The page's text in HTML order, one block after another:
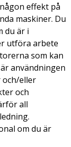
effekt på
maskiner. Du
du är i
utföra arbete
som kan
användningen
och/eller
och
all
om du är